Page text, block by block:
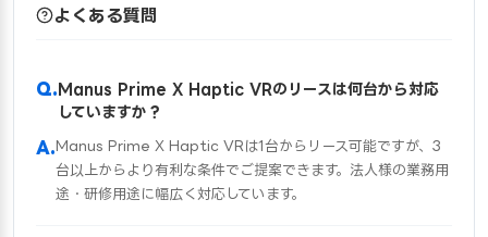
よくある質問
Manus Prime X Haptic VRのリースは何台から対応
していますか？
Manus Prime X Haptic VRは1台からリース可能ですが、3
台以上からより有利な条件でご提案できます。法人様の業務用
途・研修用途に幅広く対応しています。